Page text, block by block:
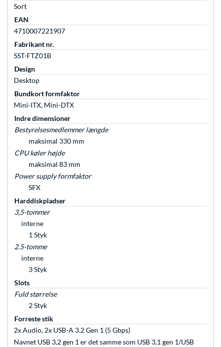
Sort
EAN
4710007221907
Fabrikant nr.
SST-FTZ01B
Design
Desktop
Bundkort formfaktor
Mini-ITX, Mini-DTX
Indre dimensioner
Bestyrelsesmedlemmer længde
maksimal 330 mm
CPU køler højde
maksimal 83 mm
Power supply formfaktor
SFX
Harddiskpladser
3,5-tommer
interne
1 Styk
2.5-tomme
interne
3 Styk
Slots
Fuld størrelse
2 Styk
Forreste stik
2x Audio, 2x USB-A 3.2 Gen 1 (5 Gbps)
Navnet USB 3,2 gen 1 er det samme som USB 3,1 gen 1/USB